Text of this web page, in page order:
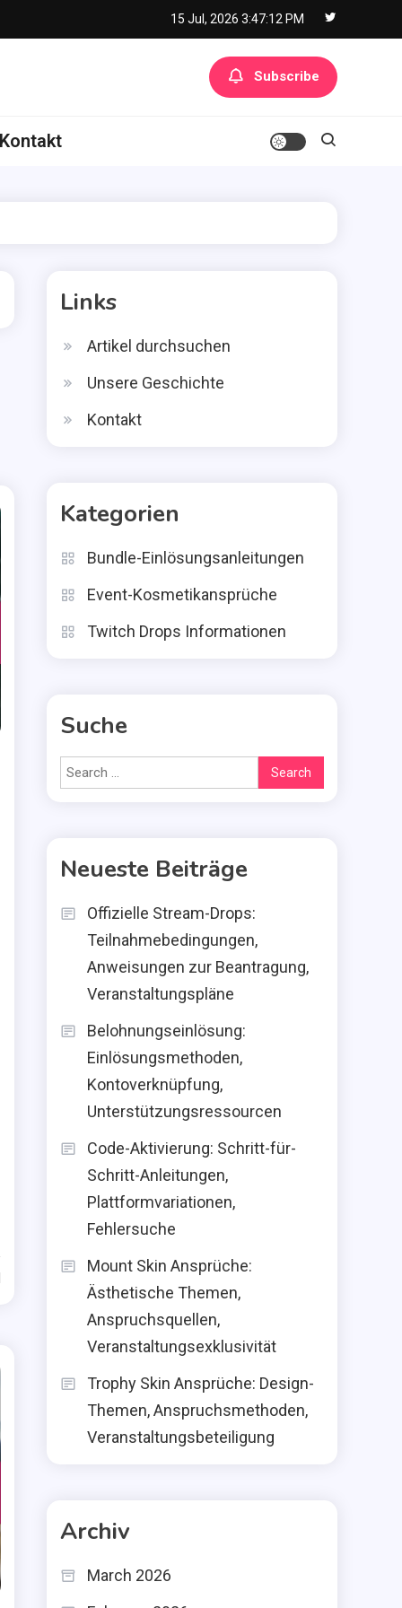
15 Jul, 2026 3:47:14 PM
Subscribe
Kontakt
Links
Artikel durchsuchen
Unsere Geschichte
Kontakt
Kategorien
Bundle-Einlösungsanleitungen
Event-Kosmetikansprüche
Twitch Drops Informationen
Suche
Search
for:
Neueste Beiträge
Offizielle Stream-Drops:
Teilnahmebedingungen,
Anweisungen zur Beantragung,
Veranstaltungspläne
Belohnungseinlösung:
Einlösungsmethoden,
Kontoverknüpfung,
Unterstützungsressourcen
Code-Aktivierung: Schritt-für-
Schritt-Anleitungen,
Plattformvariationen,
Fehlersuche
Mount Skin Ansprüche:
Ästhetische Themen,
Anspruchsquellen,
Veranstaltungsexklusivität
Trophy Skin Ansprüche: Design-
Themen, Anspruchsmethoden,
Veranstaltungsbeteiligung
Archiv
March 2026